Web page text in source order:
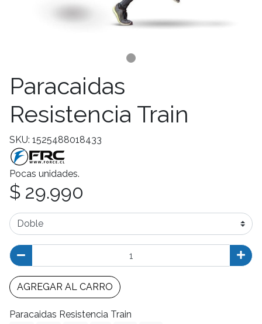
Paracaidas
Resistencia Train
SKU: 1525488018433
Pocas unidades.
$ 29.990
AGREGAR AL CARRO
Paracaidas Resistencia Train